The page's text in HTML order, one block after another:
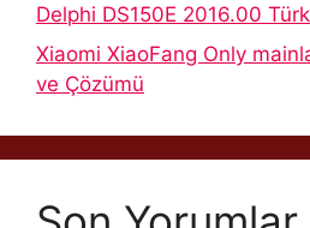
Delphi DS150E 2016.00
Xiaomi XiaoFang Only
ve Çözümü